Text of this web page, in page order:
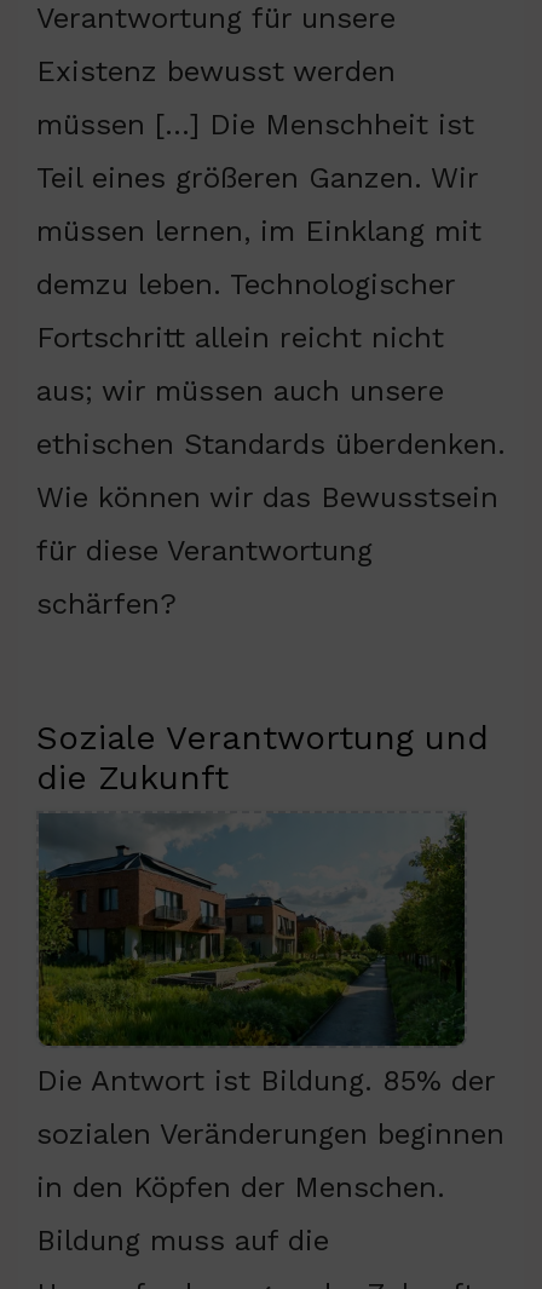
Verantwortung für unsere
Existenz bewusst werden
müssen […] Die Menschheit ist
Teil eines größeren Ganzen. Wir
müssen lernen, im Einklang mit
demzu leben. Technologischer
Fortschritt allein reicht nicht
aus; wir müssen auch unsere
ethischen Standards überdenken.
Wie können wir das Bewusstsein
für diese Verantwortung
schärfen?
Soziale Verantwortung und
die Zukunft
Die Antwort ist Bildung. 85% der
sozialen Veränderungen beginnen
in den Köpfen der Menschen.
Bildung muss auf die